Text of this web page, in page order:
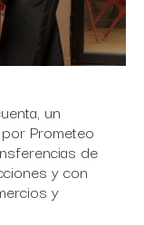
un
Prometeo
de
y con
y